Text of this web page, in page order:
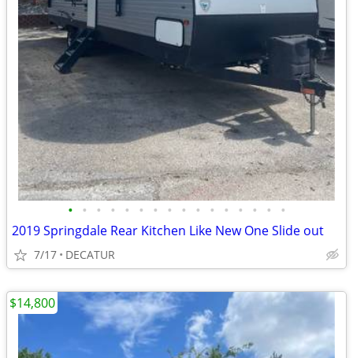
• • • • • • • • • • • • • • • •
2019 Springdale Rear Kitchen Like New One Slide out
7/17 DECATUR
$14,800